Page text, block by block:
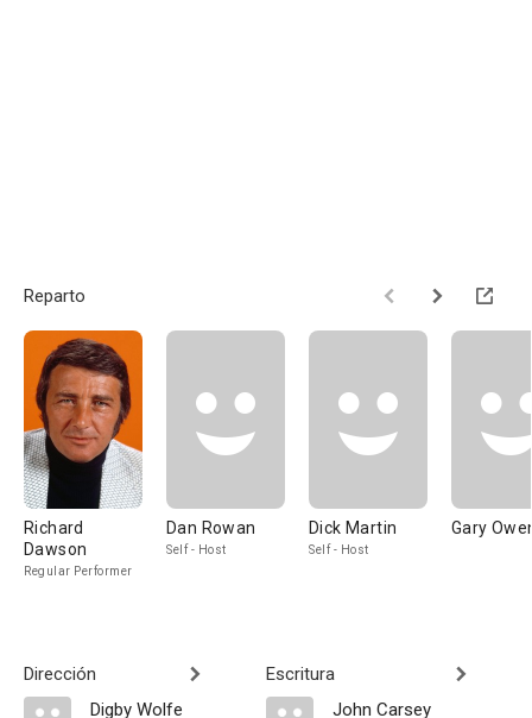
Reparto
Richard
Dawson
Regular Performer
Dan Rowan
Self - Host
Dick Martin
Self - Host
Gary
Dirección
Digby Wolfe
Escritura
John Carsey